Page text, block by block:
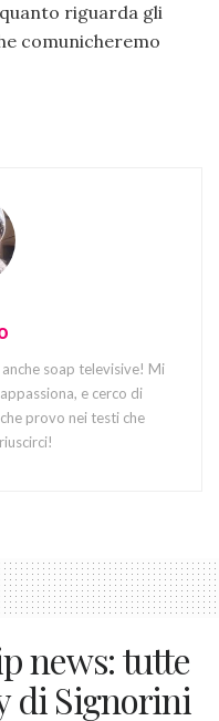
riguarda gli
comunicheremo
soap televisive! Mi
e cerco di
provo nei testi che
news: tutte
di Signorini